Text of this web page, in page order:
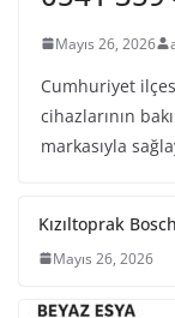
Mayıs 26, 2026
Cumhuriyet
cihazlarının
markasıyla
Kızıltoprak
Mayıs 26, 2026